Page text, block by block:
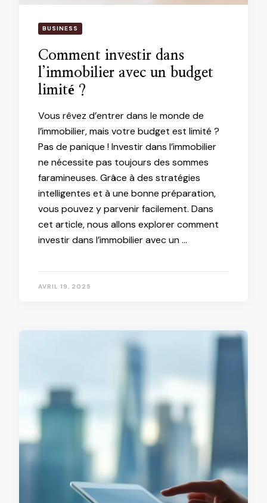
BUSINESS
Comment investir dans
l’immobilier avec un budget
limité ?
Vous rêvez d’entrer dans le monde de
l’immobilier, mais votre budget est limité ?
Pas de panique ! Investir dans l’immobilier
ne nécessite pas toujours des sommes
faramineuses. Grâce à des stratégies
intelligentes et à une bonne préparation,
vous pouvez y parvenir facilement. Dans
cet article, nous allons explorer comment
investir dans l’immobilier avec un …
AVRIL 19, 2025